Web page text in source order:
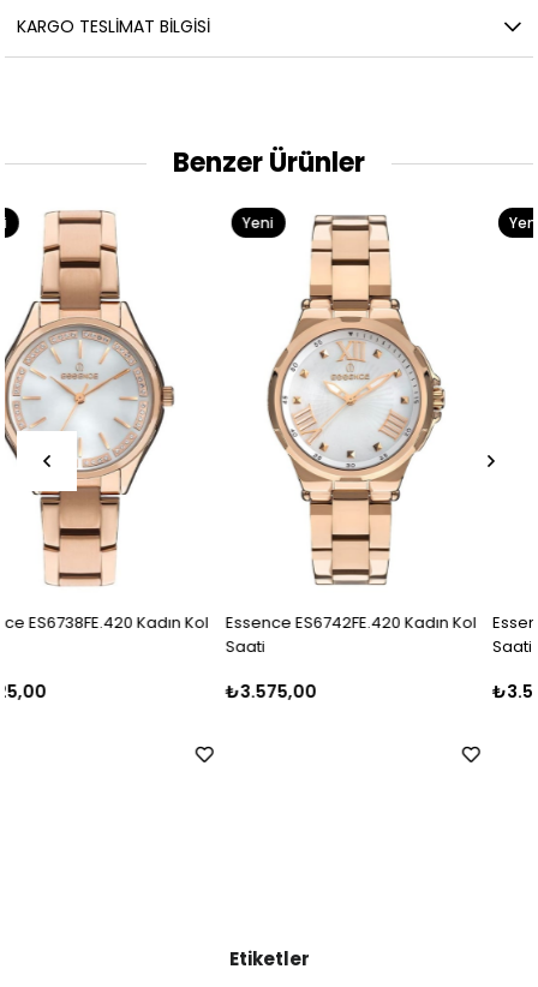
KARGO TESLIMAT BILGISI
Benzer Ürünler
Essence ES6742FE.420 Kadın Kol
₺3.575,00
Yeni
Ürün
Essence ES6688FE.420 Kadın Kol
₺3.575,00
Yeni
Ürün
Etiketler